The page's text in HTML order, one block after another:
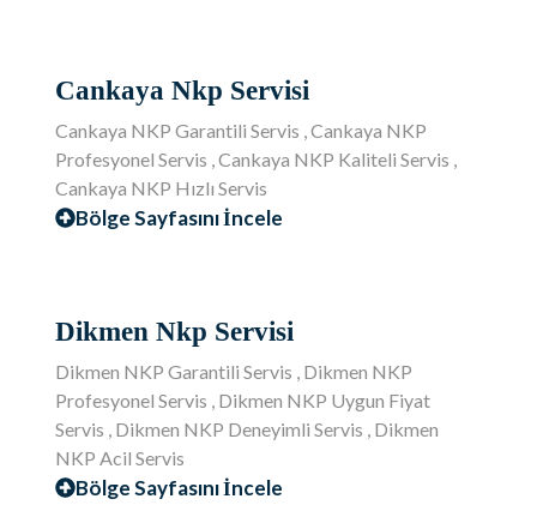
Cankaya Nkp Servisi
Cankaya NKP Garantili Servis , Cankaya NKP
Profesyonel Servis , Cankaya NKP Kaliteli Servis ,
Cankaya NKP Hızlı Servis
Bölge Sayfasını İncele
Dikmen Nkp Servisi
Dikmen NKP Garantili Servis , Dikmen NKP
Profesyonel Servis , Dikmen NKP Uygun Fiyat
Servis , Dikmen NKP Deneyimli Servis , Dikmen
NKP Acil Servis
Bölge Sayfasını İncele